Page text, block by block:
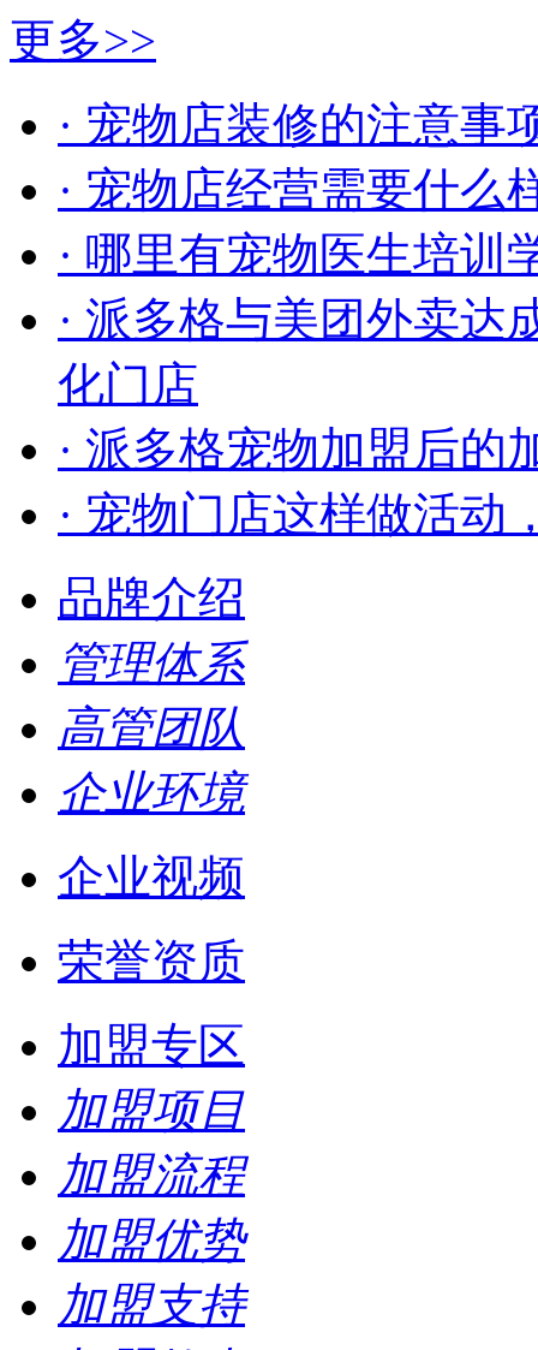
更多>>
· 宠物店装修的注意事
· 宠物店经营需要什么
· 哪里有宠物医生培训
· 派多格与美团外卖达
化门店
· 派多格宠物加盟后的
· 宠物门店这样做活动
品牌介绍
管理体系
高管团队
企业环境
企业视频
荣誉资质
加盟专区
加盟项目
加盟流程
加盟优势
加盟支持